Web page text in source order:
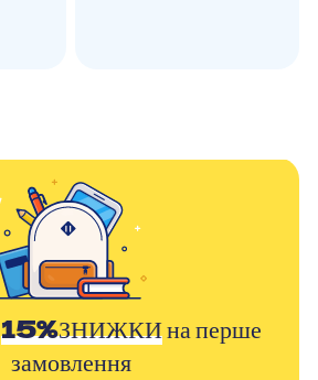
15%ЗНИЖКИна перше
замовлення